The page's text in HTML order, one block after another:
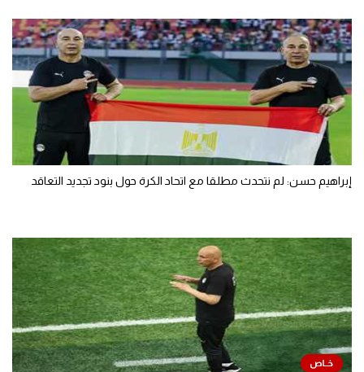
إبراهيم حسن: لم نتحدث مطلقا مع اتحاد الكرة حول بنود تجديد التعاقد